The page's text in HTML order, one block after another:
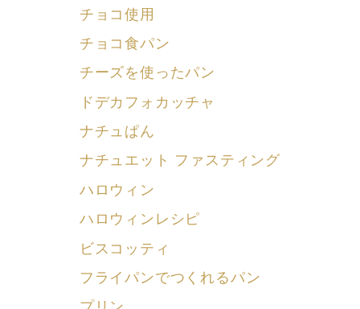
チョコ使用
チョコ食パン
チーズを使ったパン
ドデカフォカッチャ
ナチュぱん
ナチュエット ファスティング
ハロウィン
ハロウィンレシピ
ビスコッティ
フライパンでつくれるパン